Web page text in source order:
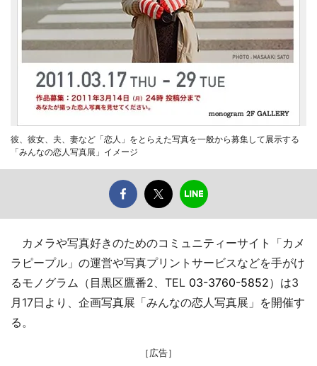
彼、彼女、夫、妻など「恋人」をとらえた写真を一般から募集して展示する
「みんなの恋人写真展」イメージ
カメラや写真好きのためのコミュニティーサイト「カメ
ラピープル」の運営や写真プリントサービスなどを手がけ
るモノグラム（目黒区鷹番2、TEL 03-3760-5852）は3
月17日より、企画写真展「みんなの恋人写真展」を開催す
る。
［広告］